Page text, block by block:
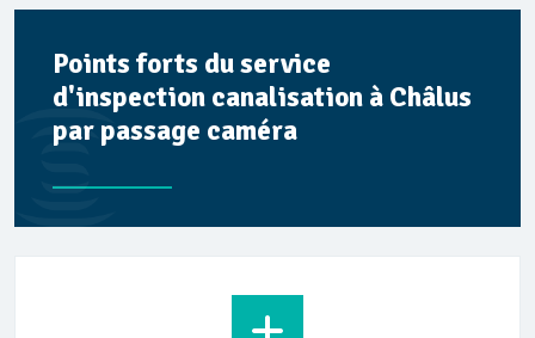
Points forts du service
d'inspection canalisation à Châlus
par passage caméra